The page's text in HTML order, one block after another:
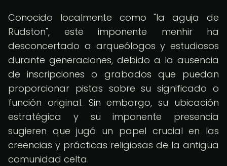
Conocido localmente como "la aguja de
Rudston", este imponente menhir ha
desconcertado a arqueólogos y estudiosos
durante generaciones, debido a la ausencia
de inscripciones o grabados que puedan
proporcionar pistas sobre su significado o
función original. Sin embargo, su ubicación
estratégica y su imponente presencia
sugieren que jugó un papel crucial en las
creencias y prácticas religiosas de la antigua
comunidad celta.